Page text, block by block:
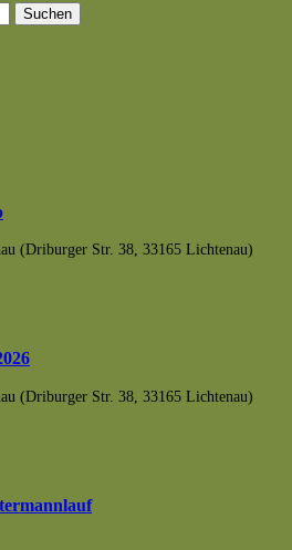
(Driburger Str. 38, 33165 Lichtenau)
(Driburger Str. 38, 33165 Lichtenau)